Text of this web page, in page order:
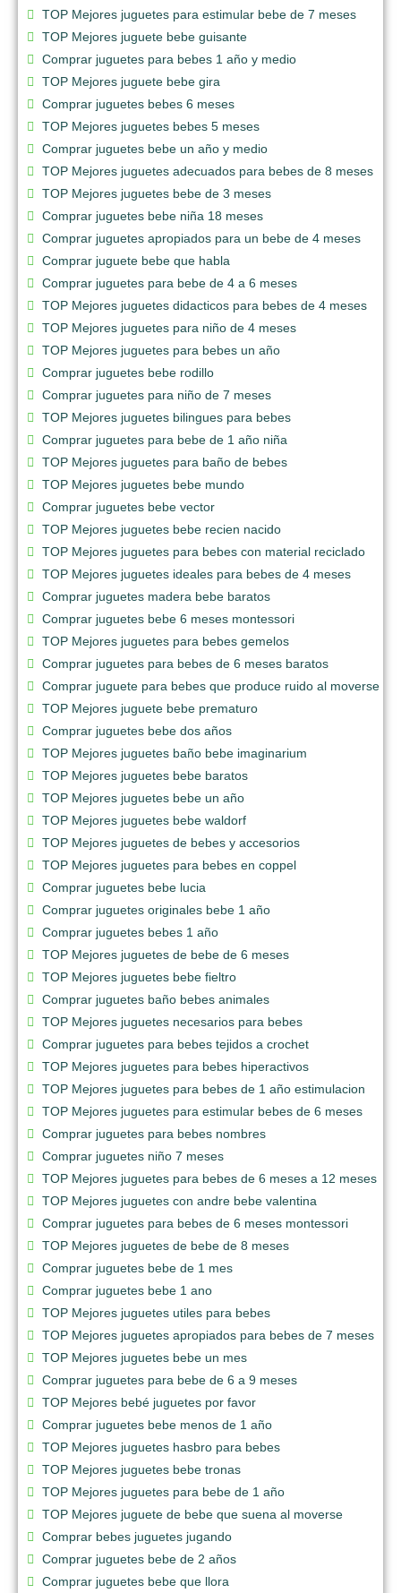
TOP Mejores juguetes para estimular bebe de 7 meses
TOP Mejores juguete bebe guisante
Comprar juguetes para bebes 1 año y medio
TOP Mejores juguete bebe gira
Comprar juguetes bebes 6 meses
TOP Mejores juguetes bebes 5 meses
Comprar juguetes bebe un año y medio
TOP Mejores juguetes adecuados para bebes de 8 meses
TOP Mejores juguetes bebe de 3 meses
Comprar juguetes bebe niña 18 meses
Comprar juguetes apropiados para un bebe de 4 meses
Comprar juguete bebe que habla
Comprar juguetes para bebe de 4 a 6 meses
TOP Mejores juguetes didacticos para bebes de 4 meses
TOP Mejores juguetes para niño de 4 meses
TOP Mejores juguetes para bebes un año
Comprar juguetes bebe rodillo
Comprar juguetes para niño de 7 meses
TOP Mejores juguetes bilingues para bebes
Comprar juguetes para bebe de 1 año niña
TOP Mejores juguetes para baño de bebes
TOP Mejores juguetes bebe mundo
Comprar juguetes bebe vector
TOP Mejores juguetes bebe recien nacido
TOP Mejores juguetes para bebes con material reciclado
TOP Mejores juguetes ideales para bebes de 4 meses
Comprar juguetes madera bebe baratos
Comprar juguetes bebe 6 meses montessori
TOP Mejores juguetes para bebes gemelos
Comprar juguetes para bebes de 6 meses baratos
Comprar juguete para bebes que produce ruido al moverse
TOP Mejores juguete bebe prematuro
Comprar juguetes bebe dos años
TOP Mejores juguetes baño bebe imaginarium
TOP Mejores juguetes bebe baratos
TOP Mejores juguetes bebe un año
TOP Mejores juguetes bebe waldorf
TOP Mejores juguetes de bebes y accesorios
TOP Mejores juguetes para bebes en coppel
Comprar juguetes bebe lucia
Comprar juguetes originales bebe 1 año
Comprar juguetes bebes 1 año
TOP Mejores juguetes de bebe de 6 meses
TOP Mejores juguetes bebe fieltro
Comprar juguetes baño bebes animales
TOP Mejores juguetes necesarios para bebes
Comprar juguetes para bebes tejidos a crochet
TOP Mejores juguetes para bebes hiperactivos
TOP Mejores juguetes para bebes de 1 año estimulacion
TOP Mejores juguetes para estimular bebes de 6 meses
Comprar juguetes para bebes nombres
Comprar juguetes niño 7 meses
TOP Mejores juguetes para bebes de 6 meses a 12 meses
TOP Mejores juguetes con andre bebe valentina
Comprar juguetes para bebes de 6 meses montessori
TOP Mejores juguetes de bebe de 8 meses
Comprar juguetes bebe de 1 mes
Comprar juguetes bebe 1 ano
TOP Mejores juguetes utiles para bebes
TOP Mejores juguetes apropiados para bebes de 7 meses
TOP Mejores juguetes bebe un mes
Comprar juguetes para bebe de 6 a 9 meses
TOP Mejores bebé juguetes por favor
Comprar juguetes bebe menos de 1 año
TOP Mejores juguetes hasbro para bebes
TOP Mejores juguetes bebe tronas
TOP Mejores juguetes para bebe de 1 año
TOP Mejores juguete de bebe que suena al moverse
Comprar bebes juguetes jugando
Comprar juguetes bebe de 2 años
Comprar juguetes bebe que llora